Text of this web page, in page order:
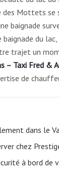
Mottets se
baignade
baignade du
trajet un
– Taxi Fred &
de
dans le
chez
à bord de